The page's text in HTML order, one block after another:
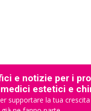
e notizie per i
estetici e
supportare la tua